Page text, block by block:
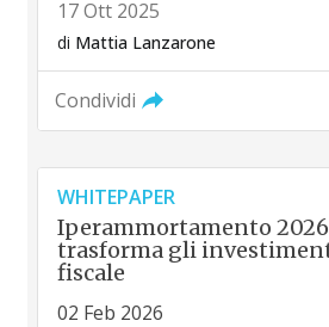
17 Ott 2025
di Mattia Lanzarone
Condividi
WHITEPAPER
Iperammortamento
trasforma gli
fiscale
02 Feb 2026